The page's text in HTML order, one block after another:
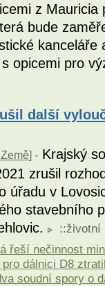
z
bude
kanceláře
opicemi pro
další
] - Krajský
zrušil
úřadu v
stavebního
::životní
řeší nečinnost
dálnici D8
soudní spory o